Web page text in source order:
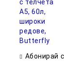
Абонирай